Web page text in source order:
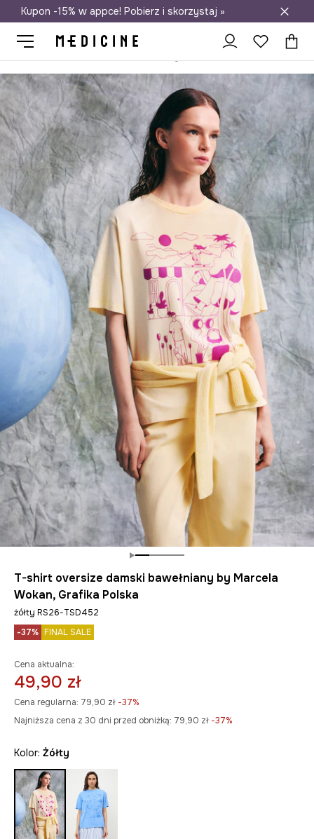
Darmowa dostawa do salonów
Kupon -15% w appce! Pobierz i skorzystaj »
T-shirt oversize damski bawełniany by Marcela
Wokan, Grafika Polska
żółty RS26-TSD452
-37% FINAL SALE
Cena aktualna:
49,90 zł
Cena regularna: 79,90 zł -37%
Najniższa cena z 30 dni przed obniżką: 79,90 zł -37%
Kolor: żółty